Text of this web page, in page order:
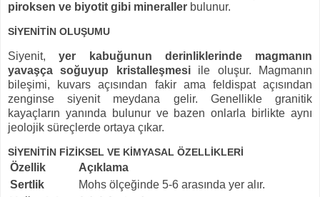
piroksen ve biyotit gibi mineraller bulunur.
SİYENİTİN OLUŞUMU
Siyenit,yer kabuğunun derinliklerinde magmanın
yavaşça soğuyup kristalleşmesiile oluşur. Magmanın
bileşimi, kuvars açısından fakir ama feldispat açısından
zenginse siyenit meydana gelir. Genellikle granitik
kayaçların yanında bulunur ve bazen onlarla birlikte aynı
jeolojik süreçlerde ortaya çıkar.
SİYENİTİN FİZİKSEL VE KİMYASAL ÖZELLİKLERİ
Özellik
Açıklama
Sertlik
Mohs ölçeğinde 5-6 arasında yer alır.